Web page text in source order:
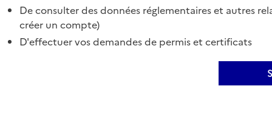
De consulter des données réglementaires et autres
créer un compte)
D'effectuer vos demandes de permis et certificats